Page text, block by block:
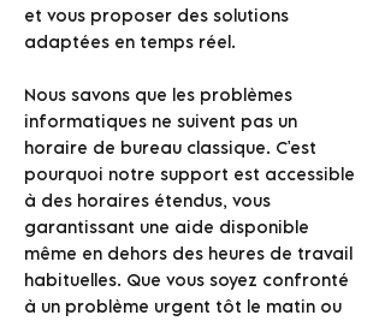
et vous proposer des solutions
adaptées en temps réel.
Nous savons que les problèmes
informatiques ne suivent pas un
horaire de bureau classique. C'est
pourquoi notre support est accessible
à des horaires étendus, vous
garantissant une aide disponible
même en dehors des heures de travail
habituelles. Que vous soyez confronté
à un problème urgent tôt le matin ou